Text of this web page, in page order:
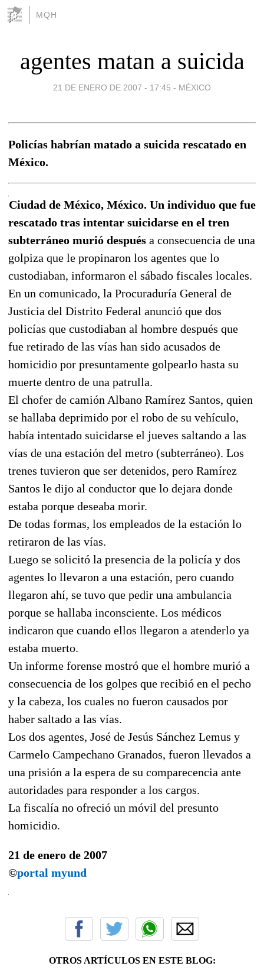
MQH
agentes matan a suicida
21 DE ENERO DE 2007 - 17:45 - MÉXICO
Policías habrían matado a suicida rescatado en
México.
Ciudad de México, México. Un individuo que fue
rescatado tras intentar suicidarse en el tren
subterráneo murió después a consecuencia de una
golpiza que le propinaron los agentes que lo
custodiaban, informaron el sábado fiscales locales.
En un comunicado, la Procuraduría General de
Justicia del Distrito Federal anunció que dos
policías que custodiaban al hombre después que
fue retirado de las vías han sido acusados de
homicidio por presuntamente golpearlo hasta su
muerte dentro de una patrulla.
El chofer de camión Albano Ramírez Santos, quien
se hallaba deprimido por el robo de su vehículo,
había intentado suicidarse el jueves saltando a las
vías de una estación del metro (subterráneo). Los
trenes tuvieron que ser detenidos, pero Ramírez
Santos le dijo al conductor que lo dejara donde
estaba porque deseaba morir.
De todas formas, los empleados de la estación lo
retiraron de las vías.
Luego se solicitó la presencia de la policía y dos
agentes lo llevaron a una estación, pero cuando
llegaron ahí, se tuvo que pedir una ambulancia
porque se hallaba inconsciente. Los médicos
indicaron que cuando ellos llegaron a atenderlo ya
estaba muerto.
Un informe forense mostró que el hombre murió a
consecuencia de los golpes que recibió en el pecho
y la cabeza, los cuales no fueron causados por
haber saltado a las vías.
Los dos agentes, José de Jesús Sánchez Lemus y
Carmelo Campechano Granados, fueron llevados a
una prisión a la espera de su comparecencia ante
autoridades para responder a los cargos.
La fiscalía no ofreció un móvil del presunto
homicidio.
21 de enero de 2007
©portal myund
OTROS ARTÍCULOS EN ESTE BLOG: